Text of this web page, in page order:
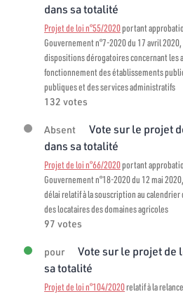
dans sa totalité
Projet de loi n°55/2020portant
Gouvernement n°7-2020 du 17 avril
dispositions dérogatoires concernant les
fonctionnement des établissements
publiques et des services administratifs
132 votes
Absent
Vote sur le projet
dans sa totalité
Projet de loi n°66/2020portant
Gouvernement n°18-2020 du 12 mai
délai relatif à la souscription au
des locataires des domaines agricoles
97 votes
pour
Vote sur le projet de
sa totalité
Projet de loi n°104/2020relatif à la